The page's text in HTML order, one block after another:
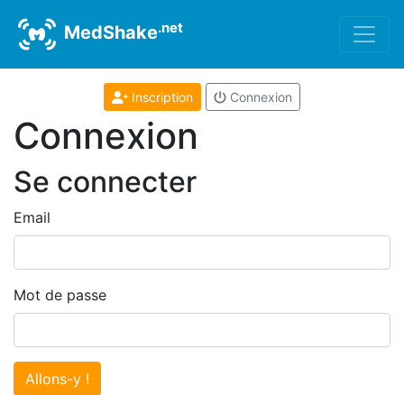
MedShake.net
Inscription Connexion
Connexion
Se connecter
Email
Mot de passe
Allons-y !